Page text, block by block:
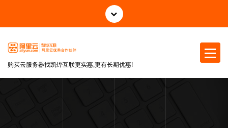
正
购买云服务器找凯铧互联更实惠,更有长期优惠!